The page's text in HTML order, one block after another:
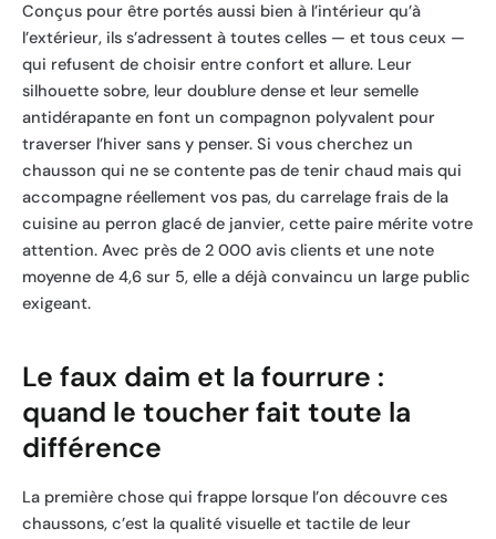
Conçus pour être portés aussi bien à l’intérieur qu’à
l’extérieur, ils s’adressent à toutes celles — et tous ceux —
qui refusent de choisir entre confort et allure. Leur
silhouette sobre, leur doublure dense et leur semelle
antidérapante en font un compagnon polyvalent pour
traverser l’hiver sans y penser. Si vous cherchez un
chausson qui ne se contente pas de tenir chaud mais qui
accompagne réellement vos pas, du carrelage frais de la
cuisine au perron glacé de janvier, cette paire mérite votre
attention. Avec près de 2 000 avis clients et une note
moyenne de 4,6 sur 5, elle a déjà convaincu un large public
exigeant.
Le faux daim et la fourrure :
quand le toucher fait toute la
différence
La première chose qui frappe lorsque l’on découvre ces
chaussons, c’est la qualité visuelle et tactile de leur